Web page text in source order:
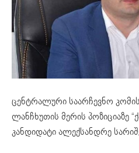
ცენტრალური საარჩევნო
ლანჩხუთის მერის პოზიციაზე
კანდიდატი ალექსანდრე